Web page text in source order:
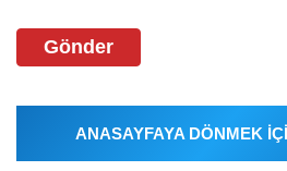
Gönder
ANASAYFAYA DÖNMEK